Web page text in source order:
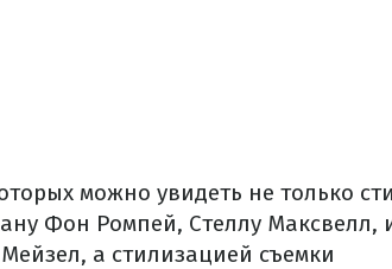
можно увидеть не только
Фон Ромпей, Стеллу Максвелл,
а стилизацией съемки